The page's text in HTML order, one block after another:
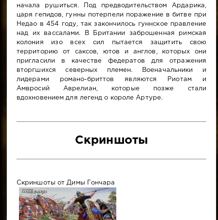
начала рушиться. Под предводительством Ардарика,
царя гепидов, гунны потерпели поражение в битве при
Недао в 454 году, так закончилось гуннское правление
над их вассалами. В Британии заброшенная римская
колония изо всех сил пытается защитить свою
территорию от саксов, ютов и англов, которых они
пригласили в качестве федератов для отражения
вторгшихся северных племен. Военачальники и
лидерами романо-бриттов являются Риотам и
Амвросий Аврелиан, которые позже стали
вдохновением для легенд о короле Артуре.
Скриншоты
Скриншоты от Димы Гончара